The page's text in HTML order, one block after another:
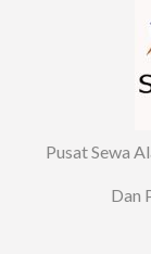
Pusat Sewa
Dan